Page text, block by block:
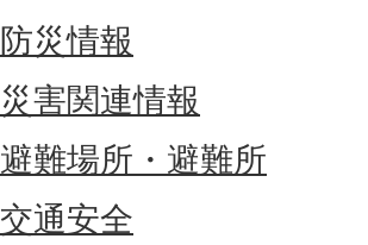
防災情報
災害関連情報
避難場所・避難所
交通安全